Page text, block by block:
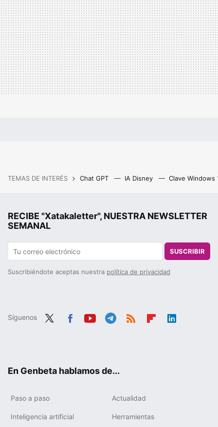
TEMAS DE INTERÉS Chat GPT IA Disney Clave Windows
RECIBE "Xatakaletter", NUESTRA NEWSLETTER
SEMANAL
SUSCRIBIR
Suscribiéndote aceptas nuestra política de privacidad
Síguenos
En Genbeta hablamos de...
Paso a paso Actualidad
Inteligencia artificial Herramientas